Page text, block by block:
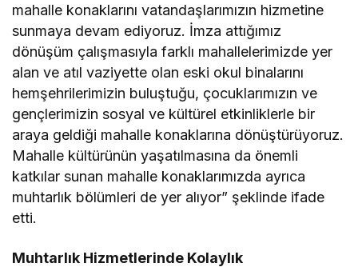
mahalle konaklarını vatandaşlarımızın hizmetine
sunmaya devam ediyoruz. İmza attığımız
dönüşüm çalışmasıyla farklı mahallelerimizde yer
alan ve atıl vaziyette olan eski okul binalarını
hemşehrilerimizin buluştuğu, çocuklarımızın ve
gençlerimizin sosyal ve kültürel etkinliklerle bir
araya geldiği mahalle konaklarına dönüştürüyoruz.
Mahalle kültürünün yaşatılmasına da önemli
katkılar sunan mahalle konaklarımızda ayrıca
muhtarlık bölümleri de yer alıyor” şeklinde ifade
etti.
Muhtarlık Hizmetlerinde Kolaylık